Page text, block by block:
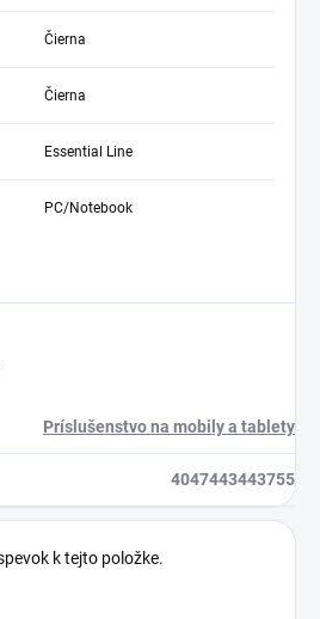
Čierna
Čierna
Essential Line
PC/Notebook
Príslušenstvo na mobily a tablety
4047443443755
k tejto položke.